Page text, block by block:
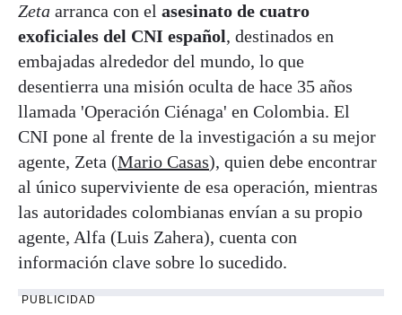
Zeta arranca con el asesinato de cuatro
exoficiales del CNI español, destinados en
embajadas alrededor del mundo, lo que
desentierra una misión oculta de hace 35 años
llamada 'Operación Ciénaga' en Colombia. El
CNI pone al frente de la investigación a su mejor
agente, Zeta (Mario Casas), quien debe encontrar
al único superviviente de esa operación, mientras
las autoridades colombianas envían a su propio
agente, Alfa (Luis Zahera), cuenta con
información clave sobre lo sucedido.
PUBLICIDAD